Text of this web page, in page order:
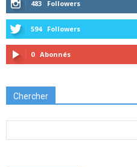
483 Followers
594 Followers
0 Abonnés
Chercher